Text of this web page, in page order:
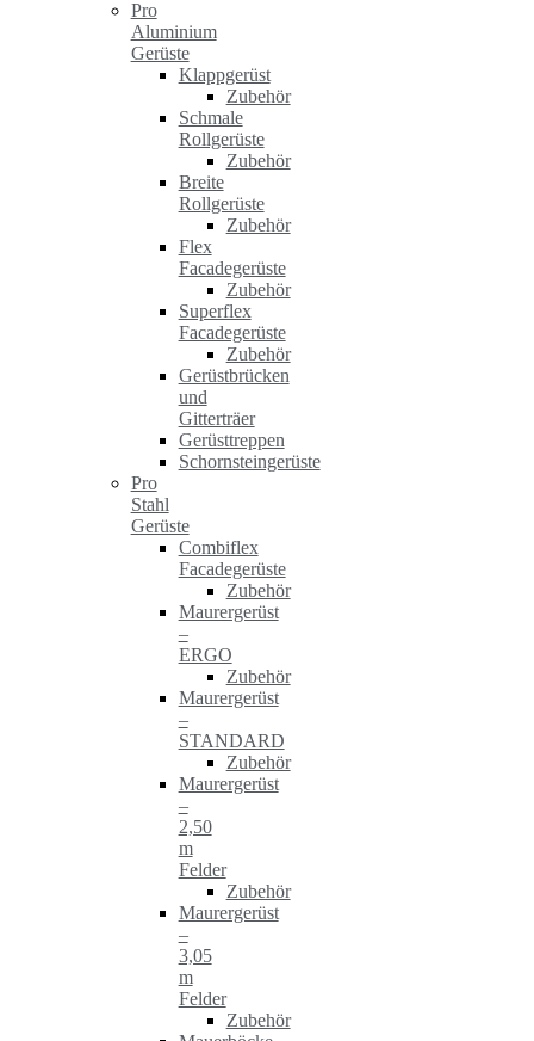
Pro
Aluminium
Gerüste
Klappgerüst
Zubehör
Schmale
Rollgerüste
Zubehör
Breite
Rollgerüste
Zubehör
Flex
Facadegerüste
Zubehör
Superflex
Facadegerüste
Zubehör
Gerüstbrücken
und
Gitterträer
Gerüsttreppen
Schornsteingerüste
Pro
Stahl
Gerüste
Combiflex
Facadegerüste
Zubehör
Maurergerüst
–
ERGO
Zubehör
Maurergerüst
–
STANDARD
Zubehör
Maurergerüst
–
2,50
m
Felder
Zubehör
Maurergerüst
–
3,05
m
Felder
Zubehör